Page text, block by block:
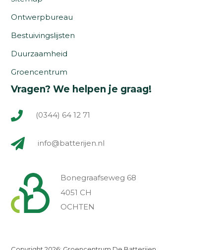
Ontwerpbureau
Bestuivingslijsten
Duurzaamheid
Groencentrum
Vragen? We helpen je graag!
(0344) 64 12 71
info@batterijen.nl
Bonegraafseweg 68
4051 CH
OCHTEN